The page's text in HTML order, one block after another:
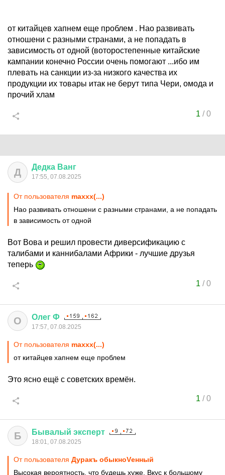
от китайцев хапнем еще проблем . Нао развивать
отношени с разными странами, а не попадать в
зависимость от одной (воторостепенные китайские
кампании конечно России очень помогают ...ибо им
плевать на санкции из-за низкого качества их
продукции их товары итак не берут типа Чери, омода и
прочий хлам
1 /0
Д Дедка Ванг
17:55, 07.08.2025
От пользователя maxxx(...)
Нао развивать отношени с разными странами, а не попадать
в зависимость от одной
Вот Вова и решил провести диверсификацию с
талибами и каннибалами Африки - лучшие друзья
теперь
1 /0
О Олег Ф
17:57, 07.08.2025
От пользователя maxxx(...)
от китайцев хапнем еще проблем
Это ясно ещё с советских времён.
1 /0
Б Бывалый эксперт
18:01, 07.08.2025
От пользователя Дуракъ обыкноVенный
Высокая вероятность, что будешь хуже. Вкус к большому